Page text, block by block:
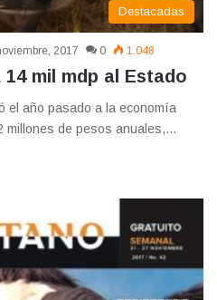
Destacadas
2017 0 1.048
mil mdp al Estado
el año pasado a la economía
millones de pesos anuales,…